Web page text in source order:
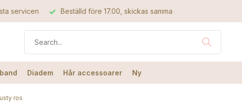
servicen Beställd före 17.00, skickas samma dag
Diadem Hår accessoarer Ny
ros